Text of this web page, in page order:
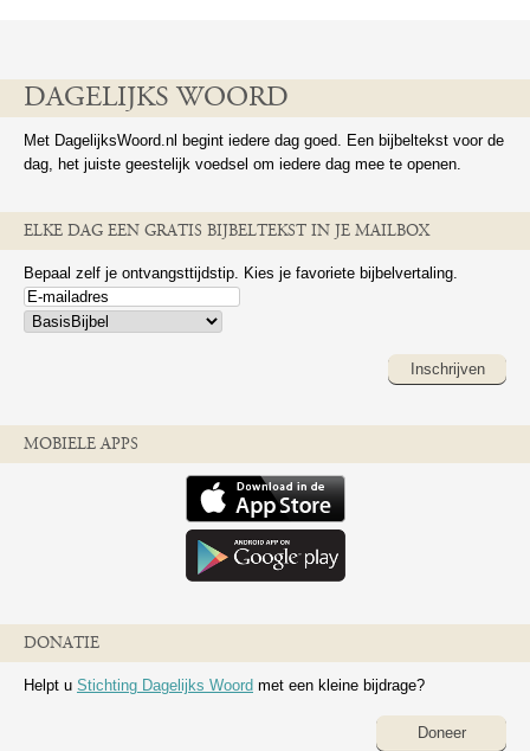
DAGELIJKS WOORD
Met DagelijksWoord.nl begint iedere dag goed. Een bijbeltekst voor de
dag, het juiste geestelijk voedsel om iedere dag mee te openen.
ELKE DAG EEN GRATIS BIJBELTEKST IN JE MAILBOX
Bepaal zelf je ontvangsttijdstip. Kies je favoriete bijbelvertaling.
Inschrijven
MOBIELE APPS
DONATIE
Helpt u Stichting Dagelijks Woord met een kleine bijdrage?
Doneer